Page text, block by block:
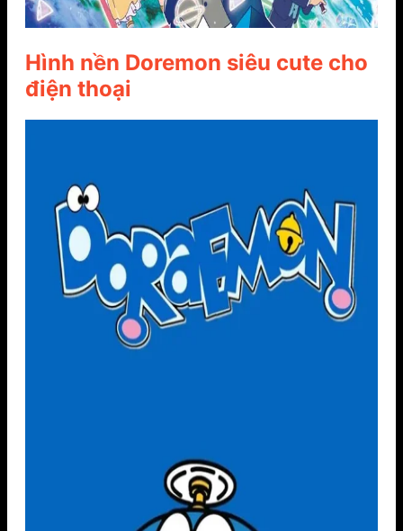
Hình nền Doremon siêu cute cho
điện thoại